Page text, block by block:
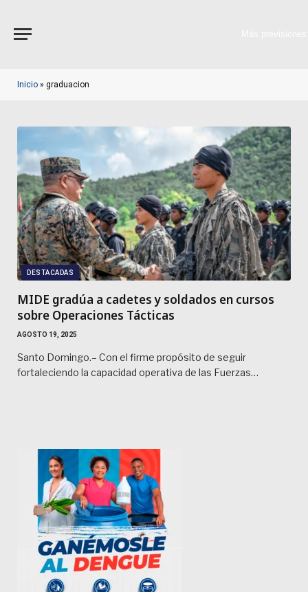
Inicio » graduacion
DESTACADAS
MIDE gradúa a cadetes y soldados en cursos
sobre Operaciones Tácticas
AGOSTO 19, 2025
Santo Domingo.– Con el firme propósito de seguir
fortaleciendo la capacidad operativa de las Fuerzas…